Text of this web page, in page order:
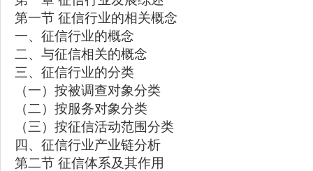
第一节 征信行业的相关概念
一、征信行业的概念
二、与征信相关的概念
三、征信行业的分类
（一）按被调查对象分类
（二）按服务对象分类
（三）按征信活动范围分类
四、征信行业产业链分析
第二节 征信体系及其作用